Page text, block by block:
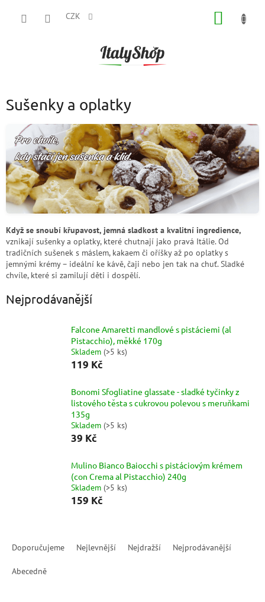
CZK
Sušenky a oplatky
Když se snoubí křupavost, jemná sladkost a kvalitní ingredience,
vznikají sušenky a oplatky, které chutnají jako pravá Itálie. Od
tradičních sušenek s máslem, kakaem či oříšky až po oplatky s
jemnými krémy – ideální ke kávě, čaji nebo jen tak na chuť. Sladké
chvíle, které si zamilují děti i dospělí.
Nejprodávanější
Falcone Amaretti mandlové s pistáciemi (al
Pistacchio), měkké 170g
Skladem (>5 ks)
119 Kč
Bonomi Sfogliatine glassate - sladké tyčinky z
listového těsta s cukrovou polevou s meruňkami
135g
Skladem (>5 ks)
39 Kč
Mulino Bianco Baiocchi s pistáciovým krémem
(con Crema al Pistacchio) 240g
Skladem (>5 ks)
159 Kč
Doporučujeme Nejlevnější Nejdražší Nejprodávanější
Abecedně